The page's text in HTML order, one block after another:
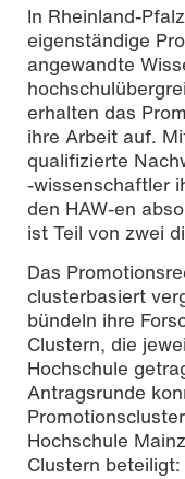
In Rheinland-
eigenständige
angewandte
erhalten das
ihre Arbeit auf.
qualifizierte
-wissenschaftler
den HAW-en
ist Teil von zwei
Das
clusterbasiert
bündeln ihre
Clustern, die
Hochschule
Antragsrunde
Hochschule
Clustern beteiligt: